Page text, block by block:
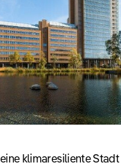
klimaresiliente Stadt